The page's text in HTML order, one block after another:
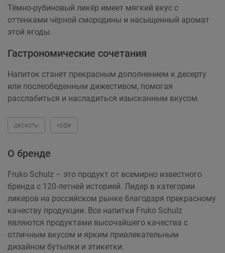
Тёмно-рубиновый ликёр имеет мягкий вкус с
оттенками чёрной смородины и насыщенный аромат
этой ягоды.
Гастрономические сочетания
Напиток станет прекрасным дополнением к десерту
или послеобеденным дижестивом, помогая
расслабиться и насладиться изысканным вкусом.
десерты кофе
О бренде
Fruko Schulz – это продукт от всемирно известного
бренда с 120-летней историей. Лидер в категории
ликеров на российском рынке благодаря прекрасному
качеству продукции. Все напитки Fruko Schulz
являются продуктами высочайшего качества с
отличным вкусом и ярким привлекательным
дизайном бутылки и этикетки.